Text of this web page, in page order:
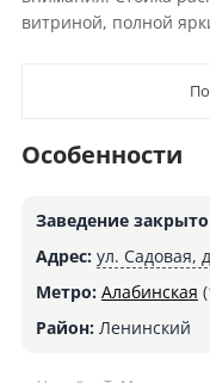
витриной, полной
Особенности
Заведение закрыто
Адрес: ул. Садовая,
Метро: Алабинская
Район:Ленинский